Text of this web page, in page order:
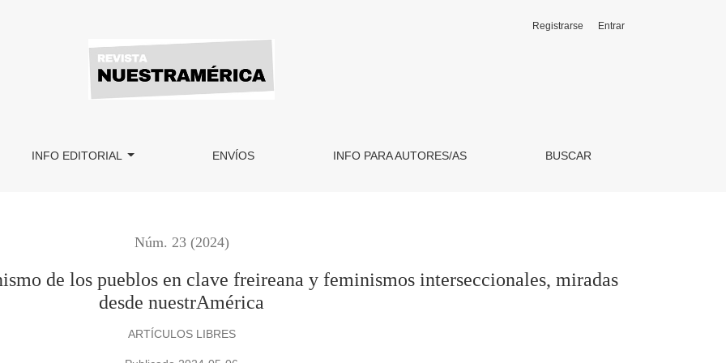
en clave freireana y feminismos interseccionales, miradas desde nuestrAmérica
INFO EDITORIAL ENVÍOS INFO PARA AUTORES/AS BUSCAR
Registrarse Entrar
Núm. 23 (2024)
de los pueblos en clave freireana y feminismos interseccionales, miradas
desde nuestrAmérica
ARTÍCULOS LIBRES